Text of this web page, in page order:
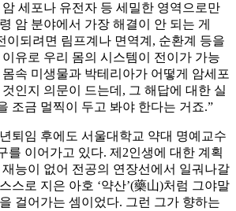
세포나 유전자 등 세밀한 영역으로만
암 분야에서 가장 해결이 안 되는 게
이되려면 림프계나 면역계, 순환계 등을
유로 우리 몸의 시스템이 전이가 가능
속 미생물과 박테리아가 어떻게 암세포
인지 의문이 드는데, 그 해답에 대한 실
조금 멀찍이 두고 봐야 한다는 거죠.”
퇴임 후에도 서울대학교 약대 명예교수
를 이어가고 있다. 제2인생에 대한 계획
능이 없어 전공의 연장선에서 일궈나갈
스로 지은 아호 ‘약산’(藥山)처럼 그야말
걸어가는 셈이었다. 그런 그가 향하는